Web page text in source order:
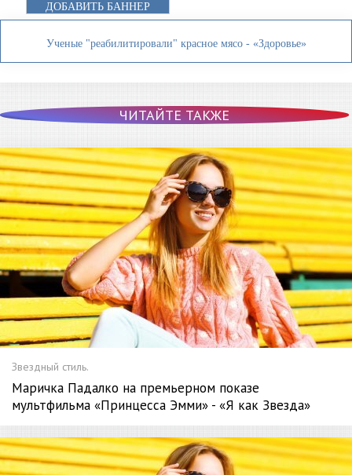
ДОБАВИТЬ БАННЕР
Ученые "реабилитировали" красное мясо - «Здоровье»
ЧИТАЙТЕ ТАКЖЕ
Звездный стиль.
Маричка Падалко на премьерном показе
мультфильма «Принцесса Эмми» - «Я как Звезда»